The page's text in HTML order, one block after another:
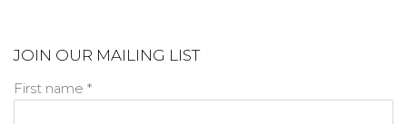
JOIN OUR MAILING LIST
First name *